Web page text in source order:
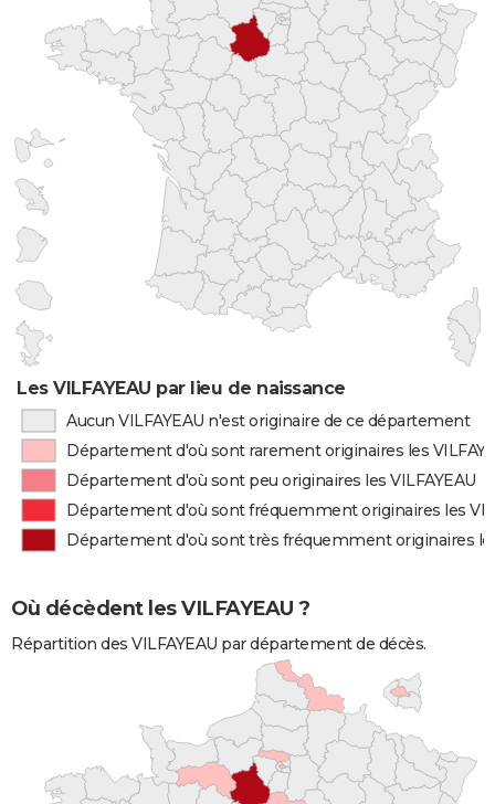
Les VILFAYEAU par lieu de naissance
Aucun VILFAYEAU n'est originaire de ce département
Département d'où sont rarement originaires les
Département d'où sont peu originaires les VILFAYEAU
Département d'où sont fréquemment originaires les
Département d'où sont très fréquemment originaires
Où décèdent les VILFAYEAU ?
Répartition des VILFAYEAU par département de décès.